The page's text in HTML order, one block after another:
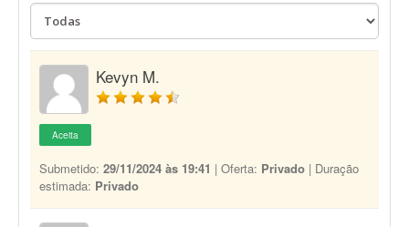
Kevyn M.
Aceita
Submetido: 29/11/2024 às 19:41 | Oferta: Privado | Duração
estimada: Privado